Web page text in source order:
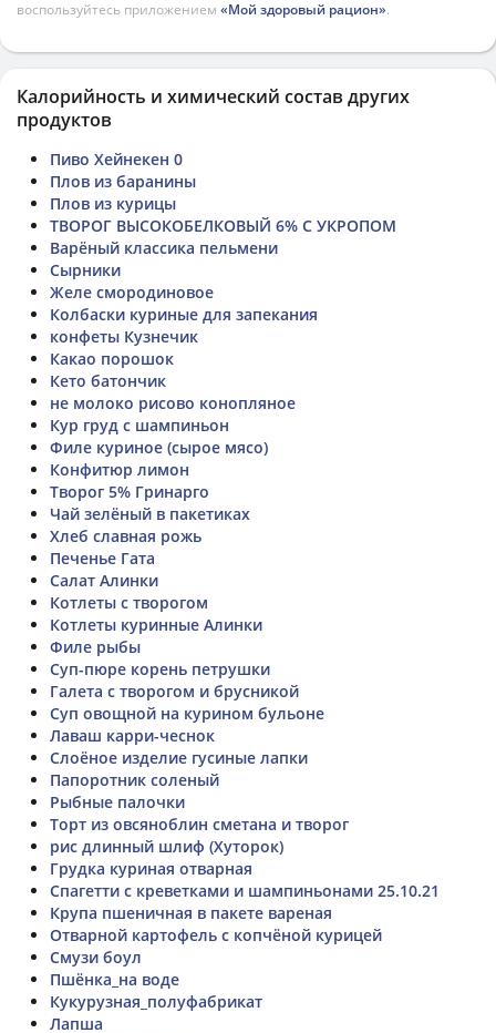
воспользуйтесь приложением «Мой здоровый рацион».
Калорийность и химический состав других
продуктов
Пиво Хейнекен 0
Плов из баранины
Плов из курицы
ТВОРОГ ВЫСОКОБЕЛКОВЫЙ 6% С УКРОПОМ
Варёный классика пельмени
Сырники
Желе смородиновое
Колбаски куриные для запекания
конфеты Кузнечик
Какао порошок
Кето батончик
не молоко рисово конопляное
Кур груд с шампиньон
Филе куриное (сырое мясо)
Конфитюр лимон
Творог 5% Гринарго
Чай зелёный в пакетиках
Хлеб славная рожь
Печенье Гата
Салат Алинки
Котлеты с творогом
Котлеты куринные Алинки
Филе рыбы
Суп-пюре корень петрушки
Галета с творогом и брусникой
Суп овощной на курином бульоне
Лаваш карри-чеснок
Слоёное изделие гусиные лапки
Папоротник соленый
Рыбные палочки
Торт из овсяноблин сметана и творог
рис длинный шлиф (Хуторок)
Грудка куриная отварная
Спагетти с креветками и шампиньонами 25.10.21
Крупа пшеничная в пакете вареная
Отварной картофель с копчёной курицей
Смузи боул
Пшёнка_на воде
Кукурузная_полуфабрикат
Лапша